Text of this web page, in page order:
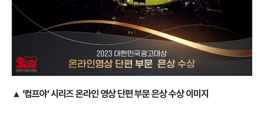
▲ ‘컴프야’ 시리즈 온라인 영상 단편 부문 은상 수상 이미지